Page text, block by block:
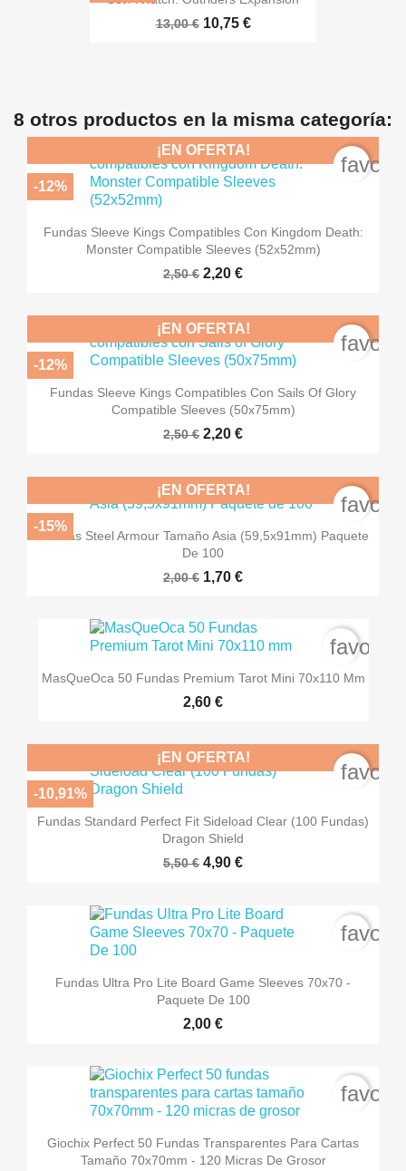
13,00 € 10,75 €
8 otros productos en la misma categoría:
Fundas Sleeve Kings Compatibles Con Kingdom Death:
Monster Compatible Sleeves (52x52mm)
2,50 € 2,20 €
¡EN OFERTA!
-12%
Fundas Sleeve Kings Compatibles Con Sails Of Glory
Compatible Sleeves (50x75mm)
2,50 € 2,20 €
¡EN OFERTA!
-12%
Fundas Steel Armour Tamaño Asia (59,5x91mm) Paquete
De 100
2,00 € 1,70 €
¡EN OFERTA!
-15%
MasQueOca 50 Fundas Premium Tarot Mini 70x110 Mm
2,60 €
Fundas Standard Perfect Fit Sideload Clear (100 Fundas)
Dragon Shield
5,50 € 4,90 €
¡EN OFERTA!
-10,91%
Fundas Ultra Pro Lite Board Game Sleeves 70x70 -
Paquete De 100
2,00 €
Giochix Perfect 50 Fundas Transparentes Para Cartas
Tamaño 70x70mm - 120 Micras De Grosor